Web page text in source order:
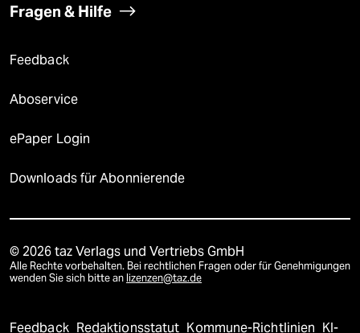
Fragen & Hilfe
Feedback
Aboservice
ePaper Login
Downloads für Abonnierende
© 2026 taz Verlags und Vertriebs GmbH
Alle Rechte vorbehalten. Bei rechtlichen Fragen oder für Genehmigungen
wenden Sie sich bitte an lizenzen@taz.de
Feedback Redaktionsstatut Kommune-Richtlinien KI-